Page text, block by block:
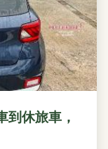
到休旅車，